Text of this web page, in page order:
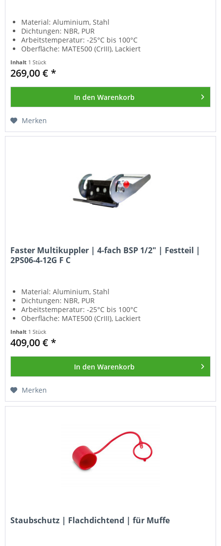
Material: Aluminium, Stahl
Dichtungen: NBR, PUR
Arbeitstemperatur: -25°C bis 100°C
Oberfläche: MATE500 (CrIII), Lackiert
Inhalt 1 Stück
269,00 € *
In den Warenkorb
Merken
Faster Multikuppler | 4-fach BSP 1/2" | Festteil |
2PS06-4-12G F C
Material: Aluminium, Stahl
Dichtungen: NBR, PUR
Arbeitstemperatur: -25°C bis 100°C
Oberfläche: MATE500 (CrIII), Lackiert
Inhalt 1 Stück
409,00 € *
In den Warenkorb
Merken
Staubschutz | Flachdichtend | für Muffe